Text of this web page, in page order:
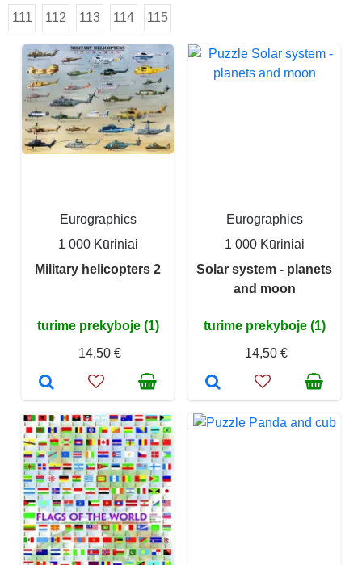
111 112 113 114 115
Eurographics
1 000 Kūriniai
Military helicopters 2
turime prekyboje (1)
14,50 €
Eurographics
1 000 Kūriniai
Solar system - planets
and moon
turime prekyboje (1)
14,50 €